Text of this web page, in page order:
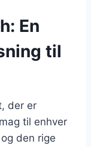
En
til
der er
til enhver
den rige